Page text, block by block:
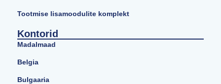
Tootmise lisamoodulite komplekt
Kontorid
Madalmaad
Belgia
Bulgaaria